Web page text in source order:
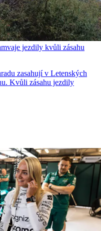
jezdily kvůli zásahu
zasahují v Letenských
Kvůli zásahu jezdily